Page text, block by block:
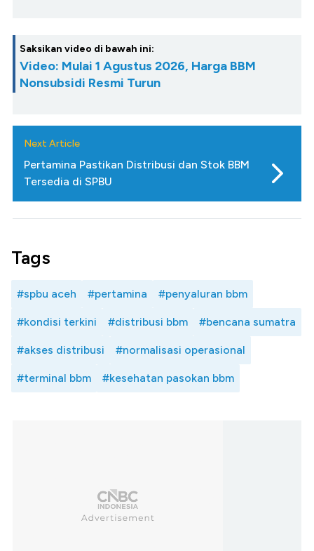
Saksikan video di bawah ini:
Video: Mulai 1 Agustus 2026, Harga BBM
Nonsubsidi Resmi Turun
Next Article
Pertamina Pastikan Distribusi dan Stok BBM
Tersedia di SPBU
Tags
#spbu aceh #pertamina #penyaluran bbm
#kondisi terkini #distribusi bbm #bencana sumatra
#akses distribusi #normalisasi operasional
#terminal bbm #kesehatan pasokan bbm